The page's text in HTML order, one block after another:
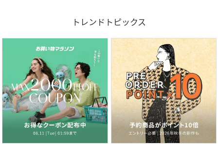
トレンドトピックス